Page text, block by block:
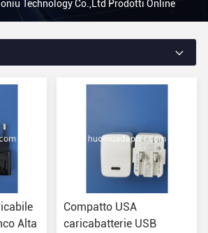
Technology Co.,Ltd Prodotti Online
Alta
Compatto USA
caricabatterie USB